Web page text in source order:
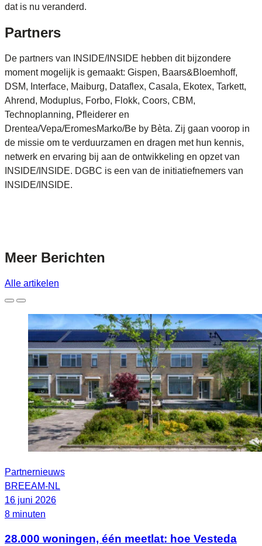
dat is nu veranderd.
Partners
De partners van INSIDE/INSIDE hebben dit bijzondere
moment mogelijk is gemaakt: Gispen, Baars&Bloemhoff,
DSM, Interface, Maiburg, Dataflex, Casala, Ekotex, Tarkett,
Ahrend, Moduplus, Forbo, Flokk, Coors, CBM,
Technoplanning, Pfleiderer en
Drentea/Vepa/EromesMarko/Be by Bèta. Zij gaan voorop in
de missie om te verduurzamen en dragen met hun kennis,
netwerk en ervaring bij aan de ontwikkeling en opzet van
INSIDE/INSIDE. DGBC is een van de initiatiefnemers van
INSIDE/INSIDE.
Meer Berichten
Alle artikelen
Partnernieuws
BREEAM-NL
16 juni 2026
8 minuten
28.000 woningen, één meetlat: hoe Vesteda